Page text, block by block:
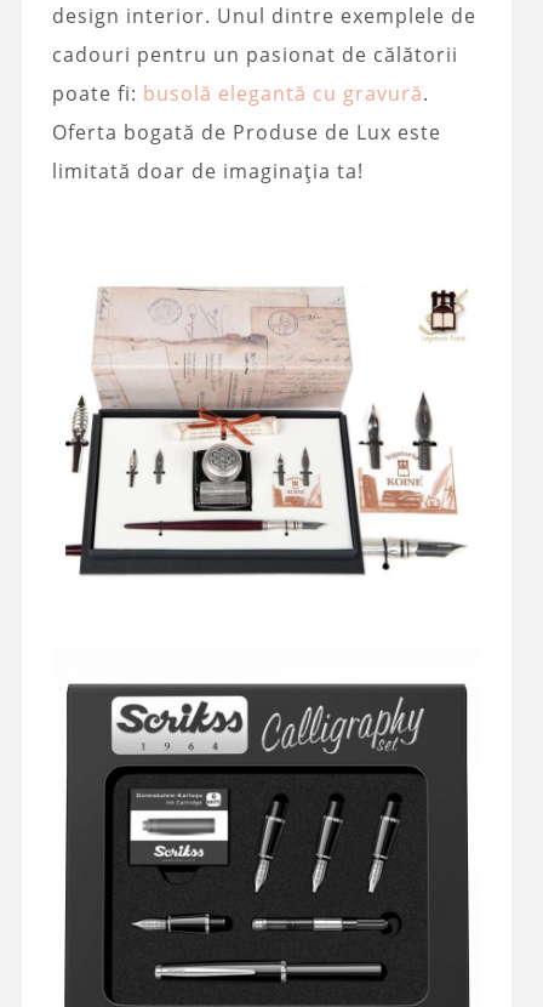
design interior. Unul dintre exemplele de
cadouri pentru un pasionat de călătorii
poate fi: busolă elegantă cu gravură.
Oferta bogată de Produse de Lux este
limitată doar de imaginația ta!